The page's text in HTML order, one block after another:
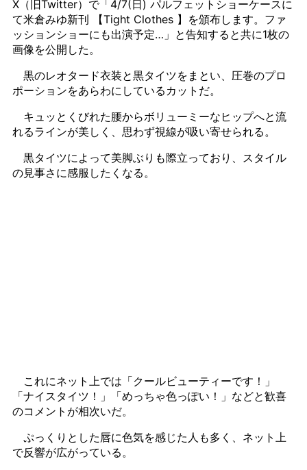
X（旧Twitter）で「4/7(日) パルフェットショーケースに
て米倉みゆ新刊 【Tight Clothes 】を頒布します。ファ
ッションショーにも出演予定…」と告知すると共に1枚の
画像を公開した。
黒のレオタード衣装と黒タイツをまとい、圧巻のプロ
ポーションをあらわにしているカットだ。
キュッとくびれた腰からボリューミーなヒップへと流
れるラインが美しく、思わず視線が吸い寄せられる。
黒タイツによって美脚ぶりも際立っており、スタイル
の見事さに感服したくなる。
これにネット上では「クールビューティーです！」
「ナイスタイツ！」「めっちゃ色っぽい！」などと歓喜
のコメントが相次いだ。
ぷっくりとした唇に色気を感じた人も多く、ネット上
で反響が広がっている。